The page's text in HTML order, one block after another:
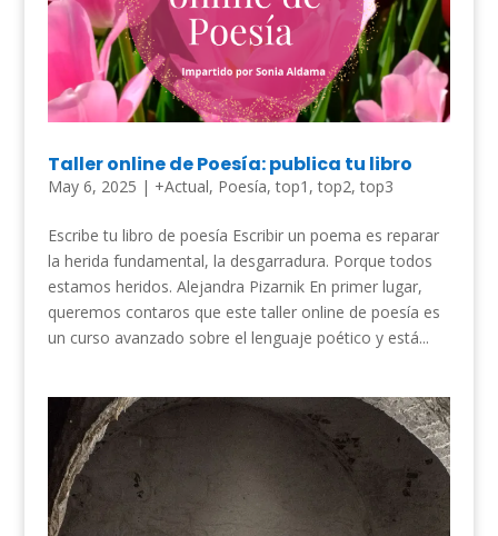
Taller online de Poesía: publica tu libro
May 6, 2025 | +Actual, Poesía,top1 ,top2,top3
Escribe tu libro de poesía Escribir un poema es reparar
la herida fundamental, la desgarradura. Porque todos
estamos heridos. Alejandra Pizarnik En primer lugar,
queremos contaros que este taller online de poesía es
un curso avanzado sobre el lenguaje poético y está...